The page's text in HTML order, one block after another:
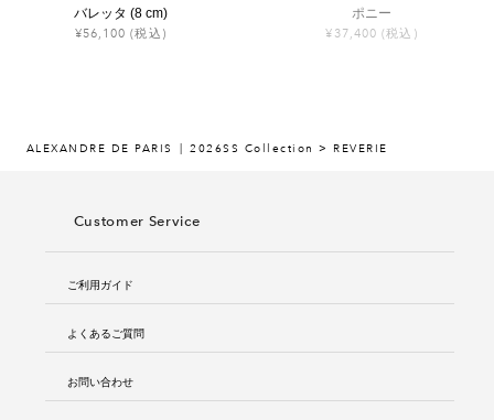
バレッタ (8 cm)
¥56,100 (税込)
ポニー
¥37,400 (税込)
ALEXANDRE DE PARIS 2026SS Collection > REVERIE
Customer Service
ご利用ガイド
よくあるご質問
お問い合わせ